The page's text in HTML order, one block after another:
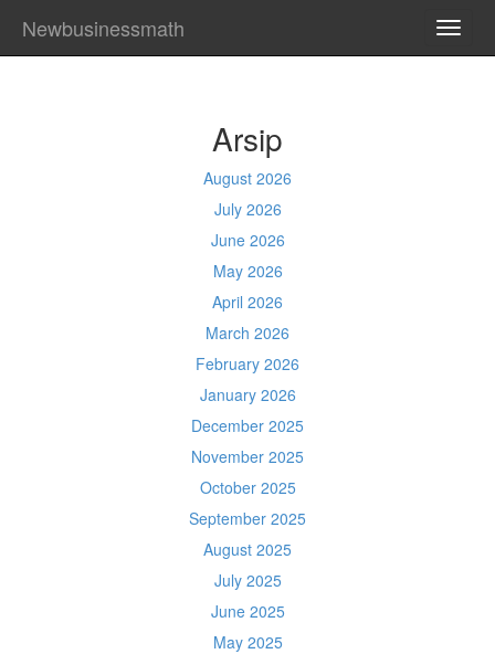
Newbusinessmath
Arsip
August 2026
July 2026
June 2026
May 2026
April 2026
March 2026
February 2026
January 2026
December 2025
November 2025
October 2025
September 2025
August 2025
July 2025
June 2025
May 2025